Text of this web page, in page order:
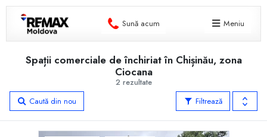
Sună acum Meniu
2 rezultate
Spații comerciale de închiriat în Chișinău, zona
Ciocana
Filtrează
Caută din nou